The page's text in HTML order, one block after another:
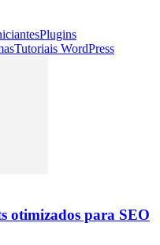
Plugins
Tutoriais WordPress
otimizados para SEO